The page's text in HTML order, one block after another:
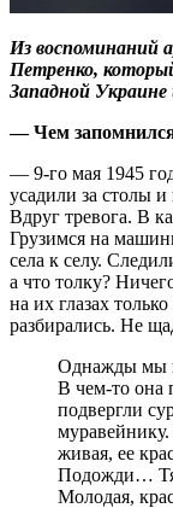
Из воспоминаний
Петренко,
Западной Украине
— Чем запомнился
— 9-го мая 1945
усадили за столы
Вдруг тревога. В
Грузимся на
села к селу.
а что толку?
на их глазах
разбирались. Не
Однажды мы
В чем-то она
подвергли
живая, ее
Подожди…
Молодая,